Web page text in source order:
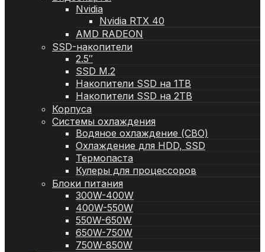
Nvidia
Nvidia RTX 40
AMD RADEON
SSD-накопители
2.5″
SSD M.2
Накопители SSD на 1TB
Накопители SSD на 2TB
Корпуса
Системы охлаждения
Водяное охлаждение (СВО)
Охлаждение для HDD, SSD
Термопаста
Кулеры для процессоров
Блоки питания
300W-400W
400W-550W
550W-650W
650W-750W
750W-850W